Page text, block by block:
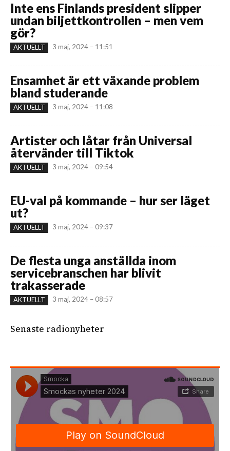
Inte ens Finlands president slipper
undan biljettkontrollen – men vem
gör?
AKTUELLT 3 maj, 2024 – 11:51
Ensamhet är ett växande problem
bland studerande
AKTUELLT 3 maj, 2024 – 11:08
Artister och låtar från Universal
återvänder till Tiktok
AKTUELLT 3 maj, 2024 – 09:54
EU-val på kommande – hur ser läget
ut?
AKTUELLT 3 maj, 2024 – 09:37
De flesta unga anställda inom
servicebranschen har blivit
trakasserade
AKTUELLT 3 maj, 2024 – 08:57
Senaste radionyheter